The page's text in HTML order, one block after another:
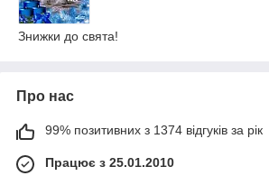
Знижки до свята!
Про нас
99% позитивних з 1374 відгуків за рік
Працює з 25.01.2010